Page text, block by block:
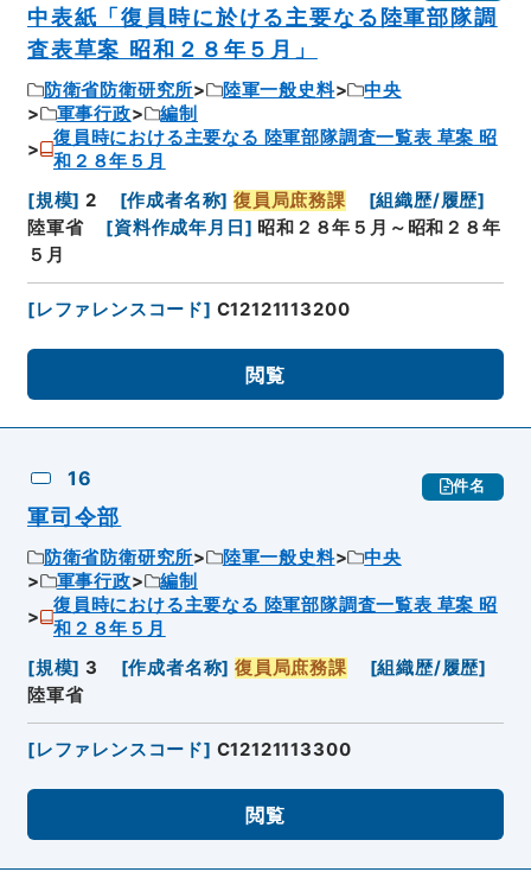
中表紙「復員時に於ける主要なる陸軍部隊調
査表草案 昭和２８年５月」
防衛省防衛研究所 陸軍一般史料
中央
軍事行政
編制
復員時における主要なる 陸軍部隊調査一覧表 草案 昭
和２８年５月
[規模] 2 [作成者名称] 復員局庶務課 [組織歴/履歴]
陸軍省
[資料作成年月日 ] 昭和２８年５月～昭和２８年
５月
[レファレンスコード] C12121113200
閲覧
16 件名
軍司令部
防衛省防衛研究所 陸軍一般史料
中央
軍事行政
編制
復員時における主要なる 陸軍部隊調査一覧表 草案 昭
和２８年５月
[規模] 3 [作成者名称] 復員局庶務課 [組織歴/履歴]
陸軍省
[レファレンスコード] C12121113300
閲覧